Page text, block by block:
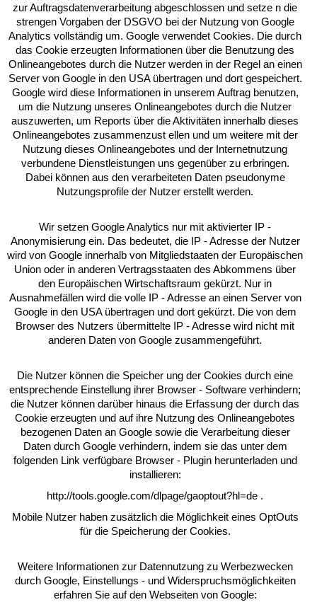
zur Auftragsdatenverarbeitung abgeschlossen und setze n die
strengen Vorgaben der DSGVO bei der Nutzung von Google
Analytics vollständig um. Google verwendet Cookies. Die durch
das Cookie erzeugten Informationen über die Benutzung des
Onlineangebotes durch die Nutzer werden in der Regel an einen
Server von Google in den USA übertragen und dort gespeichert.
Google wird diese Informationen in unserem Auftrag benutzen,
um die Nutzung unseres Onlineangebotes durch die Nutzer
auszuwerten, um Reports über die Aktivitäten innerhalb dieses
Onlineangebotes zusammenzust ellen und um weitere mit der
Nutzung dieses Onlineangebotes und der Internetnutzung
verbundene Dienstleistungen uns gegenüber zu erbringen.
Dabei können aus den verarbeiteten Daten pseudonyme
Nutzungsprofile der Nutzer erstellt werden.
Wir setzen Google Analytics nur mit aktivierter IP -
Anonymisierung ein. Das bedeutet, die IP - Adresse der Nutzer
wird von Google innerhalb von Mitgliedstaaten der Europäischen
Union oder in anderen Vertragsstaaten des Abkommens über
den Europäischen Wirtschaftsraum gekürzt. Nur in
Ausnahmefällen wird die volle IP - Adresse an einen Server von
Google in den USA übertragen und dort gekürzt. Die von dem
Browser des Nutzers übermittelte IP - Adresse wird nicht mit
anderen Daten von Google zusammengeführt.
Die Nutzer können die Speicher ung der Cookies durch eine
entsprechende Einstellung ihrer Browser - Software verhindern;
die Nutzer können darüber hinaus die Erfassung der durch das
Cookie erzeugten und auf ihre Nutzung des Onlineangebotes
bezogenen Daten an Google sowie die Verarbeitung dieser
Daten durch Google verhindern, indem sie das unter dem
folgenden Link verfügbare Browser - Plugin herunterladen und
installieren:
http://tools.google.com/dlpage/gaoptout?hl=de .
Mobile Nutzer haben zusätzlich die Möglichkeit eines OptOuts
für die Speicherung der Cookies.
Weitere Informationen zur Datennutzung zu Werbezwecken
durch Google, Einstellungs - und Widerspruchsmöglichkeiten
erfahren Sie auf den Webseiten von Google: